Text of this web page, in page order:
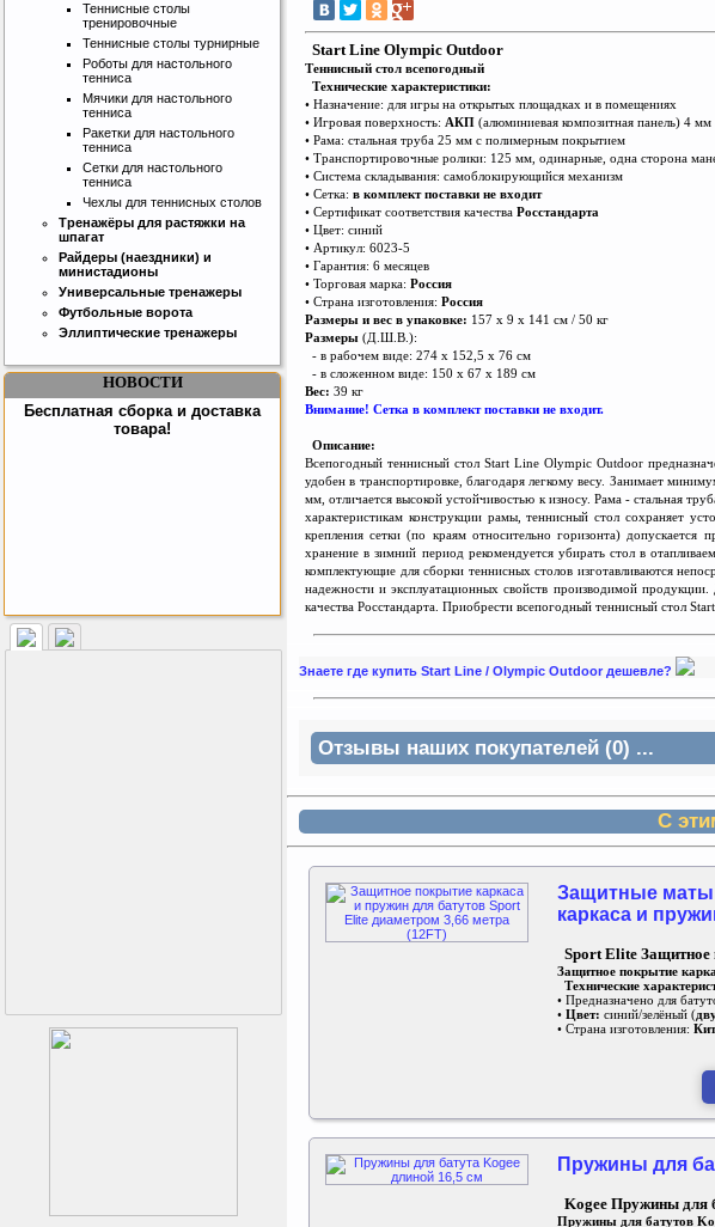
Start Line Olympic Outdoor
Теннисный стол всепогодный
Технические характеристики:
• Назначение: для игры на открытых площадках и в помещениях
• Игровая поверхность: АКП (алюминиевая композитная панель) 4 мм
• Рама: стальная труба 25 мм с полимерным покрытием
• Транспортировочные ролики: 125 мм, одинарные, одна сторона
• Система складывания: самоблокирующийся механизм
• Сетка: в комплект поставки не входит
• Сертификат соответствия качества Росстандарта
• Цвет: синий
• Артикул: 6023-5
• Гарантия: 6 месяцев
• Торговая марка: Россия
• Страна изготовления: Россия
Размеры и вес в упаковке: 157 х 9 х 141 см / 50 кг
Размеры (Д.Ш.В.):
- в рабочем виде: 274 х 152,5 х 76 см
- в сложенном виде: 150 х 67 х 189 см
Вес: 39 кг
Внимание! Сетка в комплект поставки не входит.
Описание:
Всепогодный теннисный стол Start Line Olympic Outdoor
удобен в транспортировке, благодаря легкому весу. Занимает
мм, отличается высокой устойчивостью к износу. Рама - стальная
характеристикам конструкции рамы, теннисный стол сохраняет
крепления сетки (по краям относительно горизонта)
хранение в зимний период рекомендуется убирать стол в
комплектующие для сборки теннисных столов изготавливаются
надежности и эксплуатационных свойств производимой продукции.
качества Росстандарта. Приобрести всепогодный теннисный стол
Знаете где купить Start Line / Olympic Outdoor дешевле?
Отзывы наших покупателей (0) ...
С
Защитные маты
каркаса и
Sport Elite Защитное
Защитное покрытие
Технические
• Предназначено для
• Цвет: синий/зелёный (
• Страна изготовления:
Пружины для
Kogee Пружины для
Пружины для батутов
Теннисные столы
тренировочные
Теннисные столы турнирные
Роботы для настольного
тенниса
Мячики для настольного
тенниса
Ракетки для настольного
тенниса
Сетки для настольного
тенниса
Чехлы для теннисных столов
Тренажёры для растяжки на
шпагат
Райдеры (наездники) и
министадионы
Универсальные тренажеры
Футбольные ворота
Эллиптические тренажеры
НОВОСТИ
Интернет магазин SportLife
Работаем на рынке спортивных
товаров с 2008 года!
Бесплатная сборка и доставка
товара!
Подарочный сертификат
Triumph Nord